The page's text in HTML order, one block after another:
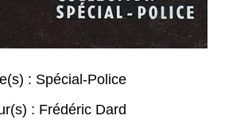
: Spécial-Police
: Frédéric Dard